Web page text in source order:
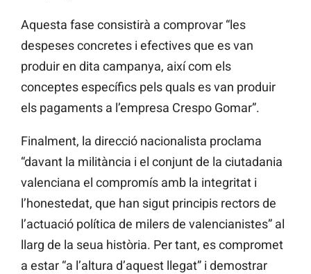
Aquesta fase consistirà a comprovar “les
despeses concretes i efectives que es van
produir en dita campanya, així com els
conceptes específics pels quals es van produir
els pagaments a l’empresa Crespo Gomar”.
Finalment, la direcció nacionalista proclama
“davant la militància i el conjunt de la ciutadania
valenciana el compromís amb la integritat i
l’honestedat, que han sigut principis rectors de
l’actuació política de milers de valencianistes” al
llarg de la seua història. Per tant, es compromet
a estar “a l’altura d’aquest llegat” i demostrar